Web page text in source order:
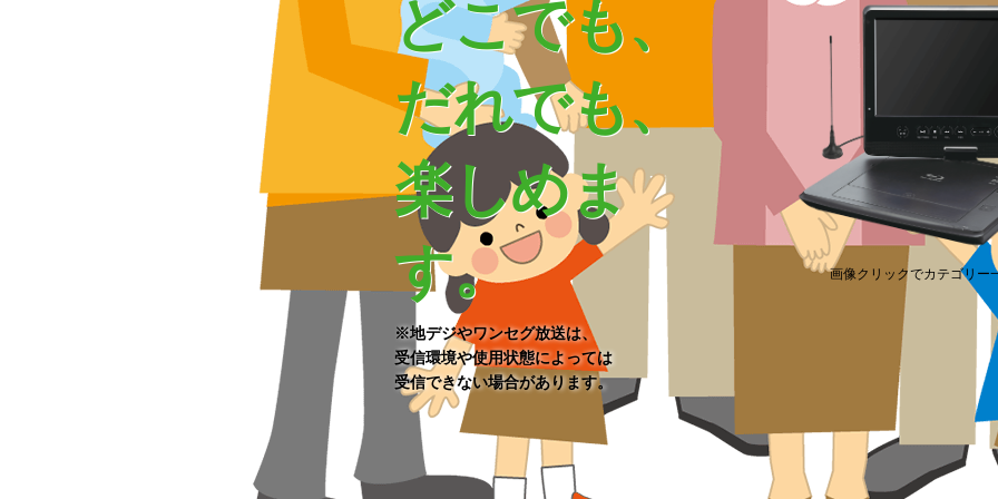
どこでも、
だれでも、
楽しめま
す。
※地デジやワンセグ放送は、
受信環境や使用状態によっては
受信できない場合があります。
画像クリックでカテゴリー